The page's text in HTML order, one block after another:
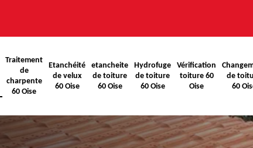
Traitement
de
charpente
60 Oise
Etanchéité
de velux
60 Oise
etancheite
de toiture
60 Oise
Hydrofuge
de toiture
60 Oise
Vérification
toiture 60
Oise
de
60